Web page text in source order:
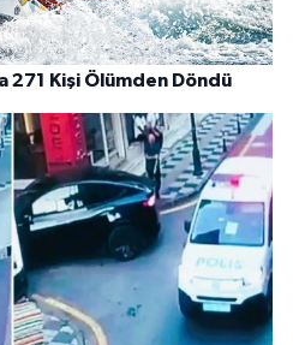
271 Kişi Ölümden Döndü